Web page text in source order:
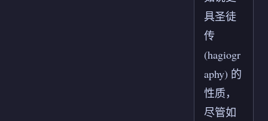
具圣徒
传
(hagiogr
aphy) 的
性质，
尽管如